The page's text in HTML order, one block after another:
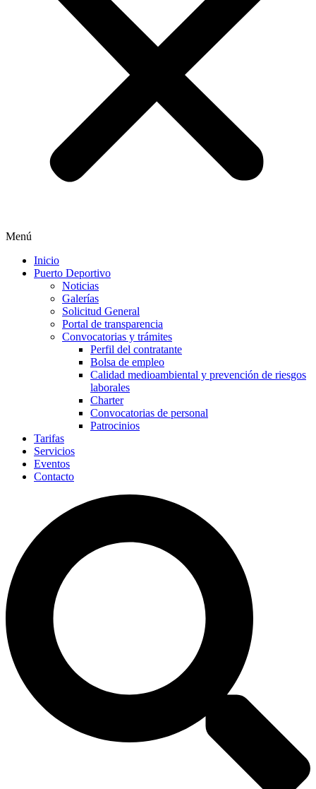
Menú
Inicio
Puerto Deportivo
Noticias
Galerías
Solicitud General
Portal de transparencia
Convocatorias y trámites
Perfil del contratante
Bolsa de empleo
Calidad medioambiental y prevención de riesgos
laborales
Charter
Convocatorias de personal
Patrocinios
Tarifas
Servicios
Eventos
Contacto